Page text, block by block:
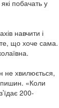
побачать у
навчити і
те, що хоче сама.
не хвилюється,
«Коли
200-